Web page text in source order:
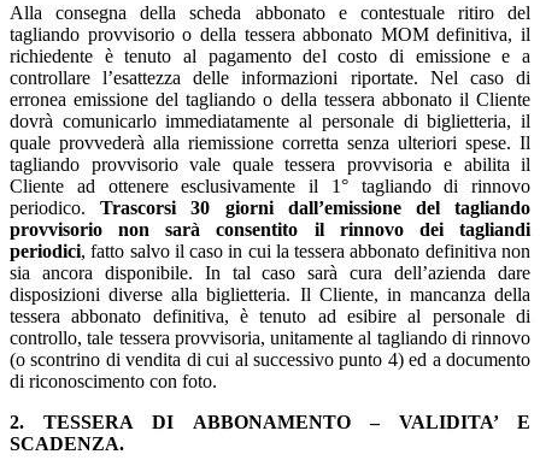
Alla consegna della scheda abbonato e contestuale ritiro del
tagliando provvisorio o della tessera abbonato MOM definitiva, il
richiedente è tenuto al pagamento del costo di emissione e a
controllare l’esattezza delle informazioni riportate. Nel caso di
erronea emissione del tagliando o della tessera abbonato il Cliente
dovrà comunicarlo immediatamente al personale di biglietteria, il
quale provvederà alla riemissione corretta senza ulteriori spese. Il
tagliando provvisorio vale quale tessera provvisoria e abilita il
Cliente ad ottenere esclusivamente il 1° tagliando di rinnovo
periodico.Trascorsi 30 giorni dall’emissione del tagliando
provvisorio non sarà consentito il rinnovo dei tagliandi
periodici, fatto salvo il caso in cui la tessera abbonato definitiva non
sia ancora disponibile. In tal caso sarà cura dell’azienda dare
disposizioni diverse alla biglietteria. Il Cliente, in mancanza della
tessera abbonato definitiva, è tenuto ad esibire al personale di
controllo, tale tessera provvisoria, unitamente al tagliando di rinnovo
(o scontrino di vendita di cui al successivo punto 4) ed a documento
di riconoscimento con foto.
2. TESSERA DI ABBONAMENTO – VALIDITA’ E
SCADENZA.